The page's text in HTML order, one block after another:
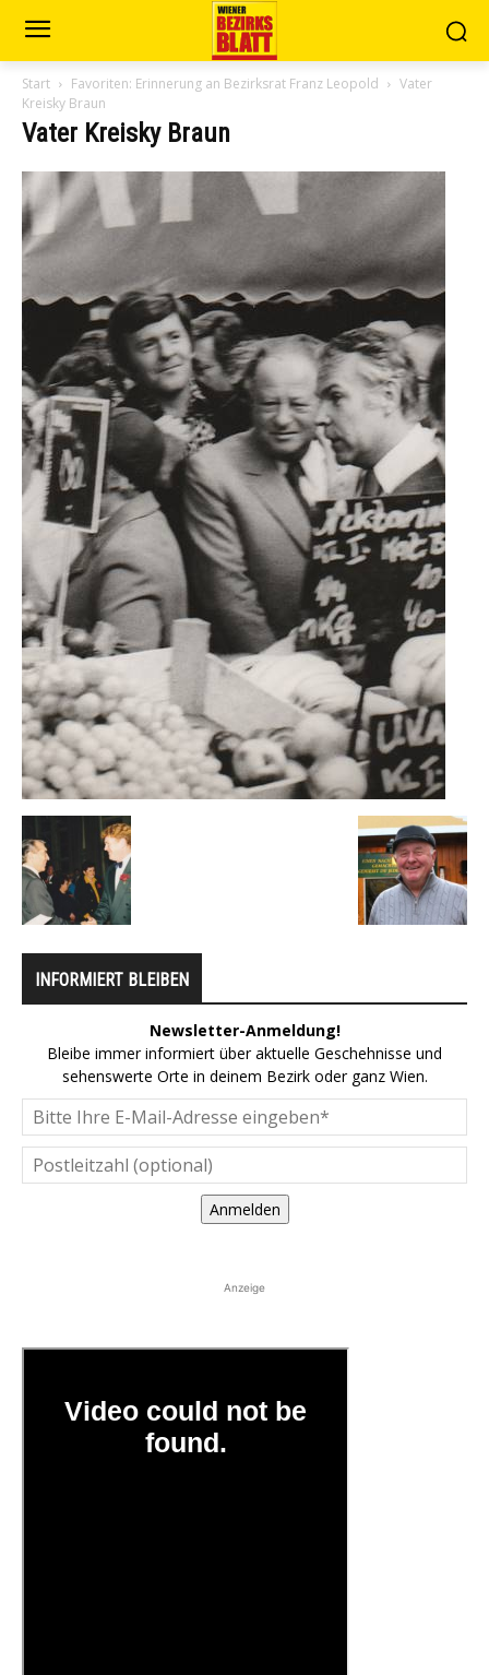
Start Favoriten: Erinnerung an Bezirksrat Franz Leopold
Vater
Kreisky Braun
Vater Kreisky Braun
INFORMIERT BLEIBEN
Newsletter-Anmeldung!
Bleibe immer informiert über aktuelle Geschehnisse und
sehenswerte Orte in deinem Bezirk oder ganz Wien.
Anmelden
Anzeige